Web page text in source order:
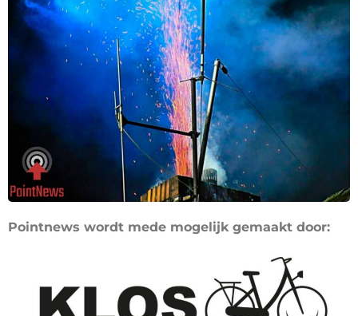
Pointnews wordt mede mogelijk gemaakt door: